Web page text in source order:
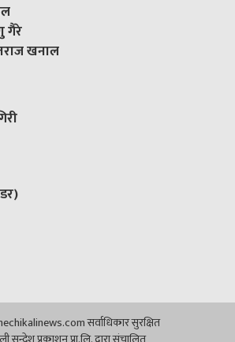
गैरे
खनाल
सर्वाधिकार सुरक्षित